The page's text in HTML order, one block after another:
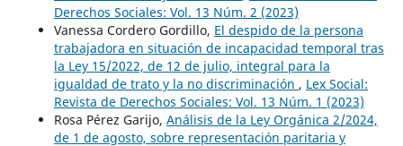
Derechos Sociales: Vol. 13 Núm. 2 (2023)
Vanessa Cordero Gordillo, El despido de la persona
trabajadora en situación de incapacidad temporal tras
la Ley 15/2022, de 12 de julio, integral para la
igualdad de trato y la no discriminación , Lex Social:
Revista de Derechos Sociales: Vol. 13 Núm. 1 (2023)
Rosa Pérez Garijo, Análisis de la Ley Orgánica 2/2024,
de 1 de agosto, sobre representación paritaria y